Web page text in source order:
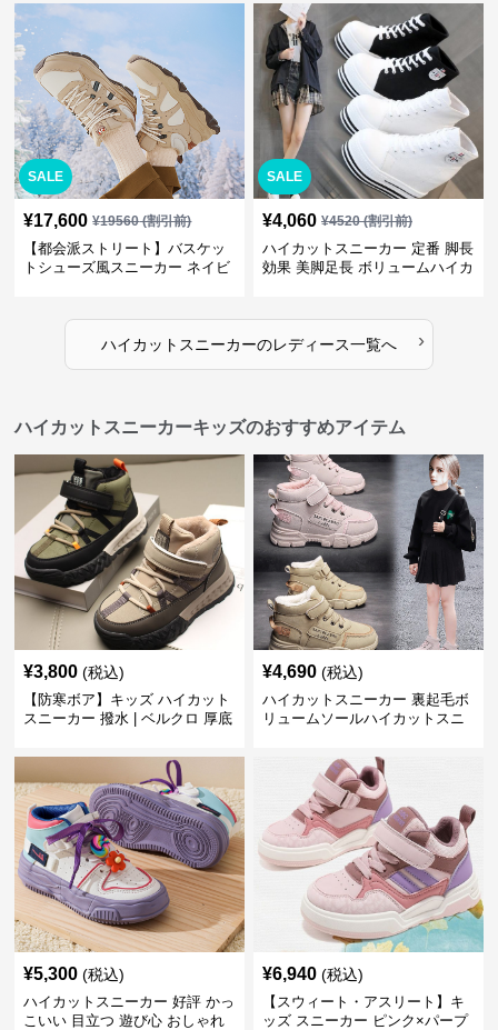
SALE
¥17,600 ¥19560(割引前)
【都会派ストリート】バスケッ
トシューズ風スニーカー ネイビ
SALE
¥4,060 ¥4520(割引前)
ハイカットスニーカー 定番 脚長
効果 美脚足長 ボリュームハイカ
かわいい
ハイカットスニーカーのレディース一覧へ ›
ハイカットスニーカーキッズのおすすめアイテム
¥3,800 (税込)
【防寒ボア】キッズ ハイカット
スニーカー 撥水 | ベルクロ 厚底
¥4,690 (税込)
ハイカットスニーカー 裏起毛ボ
リュームソールハイカットスニ
¥5,300 (税込)
ハイカットスニーカー 好評 かっ
こいい 目立つ 遊び心 おしゃれ
¥6,940 (税込)
【スウィート・アスリート】キ
ッズ スニーカー ピンク×パープ